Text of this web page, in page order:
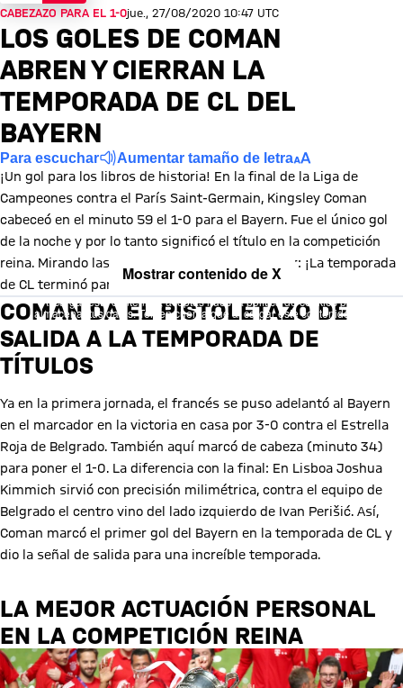
CABEZAZO PARA EL 1-0jue., 27/08/2020 10:47 UTC
LOS GOLES DE COMAN
ABREN Y CIERRAN LA
TEMPORADA DE CL DEL
BAYERN
Para escuchar Aumentar tamaño de letra
¡Un gol para los libros de historia! En la final de la Liga de
Campeones contra el París Saint-Germain, Kingsley Coman
cabeceó en el minuto 59 el 1-0 para el Bayern. Fue el único gol
de la noche y por lo tanto significó el título en la competición
reina. Mirando las estadísticas, uno podría decir: ¡La temporada
de CL terminó para el FCB como empezó!
Mostrar contenido de X
Al cargar este contenido, aceptas nuestra política de cookies para
almacenar tus datos. Ten en cuenta que al cargar este contenido, tus
datos serán compartidos con el proveedor de esta red social.
COMAN DA EL PISTOLETAZO DE
SALIDA A LA TEMPORADA DE
TÍTULOS
Ya en la primera jornada, el francés se puso adelantó al Bayern
en el marcador en la victoria en casa por 3-0 contra el Estrella
Roja de Belgrado. También aquí marcó de cabeza (minuto 34)
para poner el 1-0. La diferencia con la final: En Lisboa Joshua
Kimmich sirvió con precisión milimétrica, contra el equipo de
Belgrado el centro vino del lado izquierdo de Ivan Perišić. Así,
Coman marcó el primer gol del Bayern en la temporada de CL y
dio la señal de salida para una increíble temporada.
LA MEJOR ACTUACIÓN PERSONAL
EN LA COMPETICIÓN REINA